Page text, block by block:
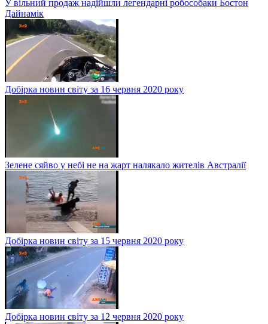
У вільний продаж надійшли легендарні робособаки Бостон
Дайнамік
Добірка новин світу за 16 червня 2020 року
Зелене сяйво у небі не на жарт налякало жителів Австралії
Добірка новин світу за 15 червня 2020 року
Добірка новин світу за 12 червня 2020 року